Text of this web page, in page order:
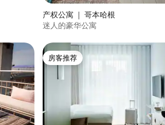
产权公寓 ｜ 哥本哈根
迷人的豪华公寓
房客推荐
房客推荐